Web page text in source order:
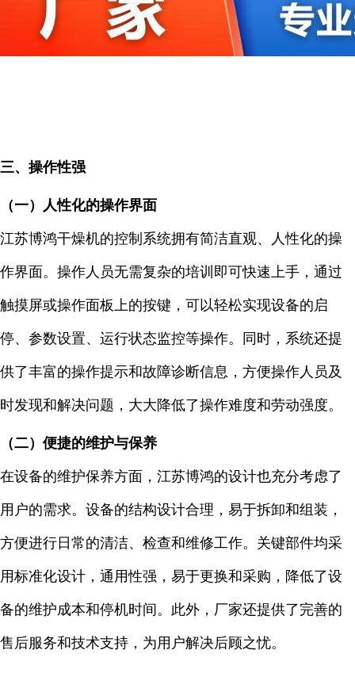
三、操作性强
（一）人性化的操作界面
江苏博鸿干燥机的控制系统拥有简洁直观、人性化的操
作界面。操作人员无需复杂的培训即可快速上手，通过
触摸屏或操作面板上的按键，可以轻松实现设备的启
停、参数设置、运行状态监控等操作。同时，系统还提
供了丰富的操作提示和故障诊断信息，方便操作人员及
时发现和解决问题，大大降低了操作难度和劳动强度。
（二）便捷的维护与保养
在设备的维护保养方面，江苏博鸿的设计也充分考虑了
用户的需求。设备的结构设计合理，易于拆卸和组装，
方便进行日常的清洁、检查和维修工作。关键部件均采
用标准化设计，通用性强，易于更换和采购，降低了设
备的维护成本和停机时间。此外，厂家还提供了完善的
售后服务和技术支持，为用户解决后顾之忧。